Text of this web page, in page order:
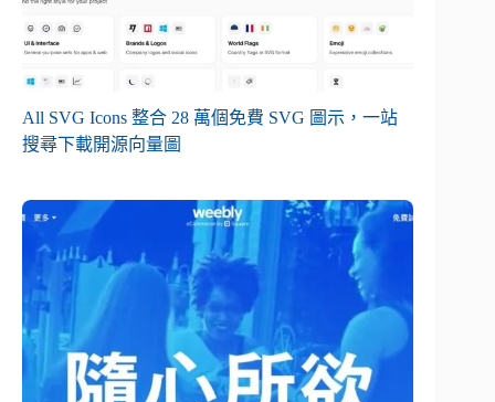
All SVG Icons 整合 28 萬個免費 SVG 圖示，一站
搜尋下載開源向量圖